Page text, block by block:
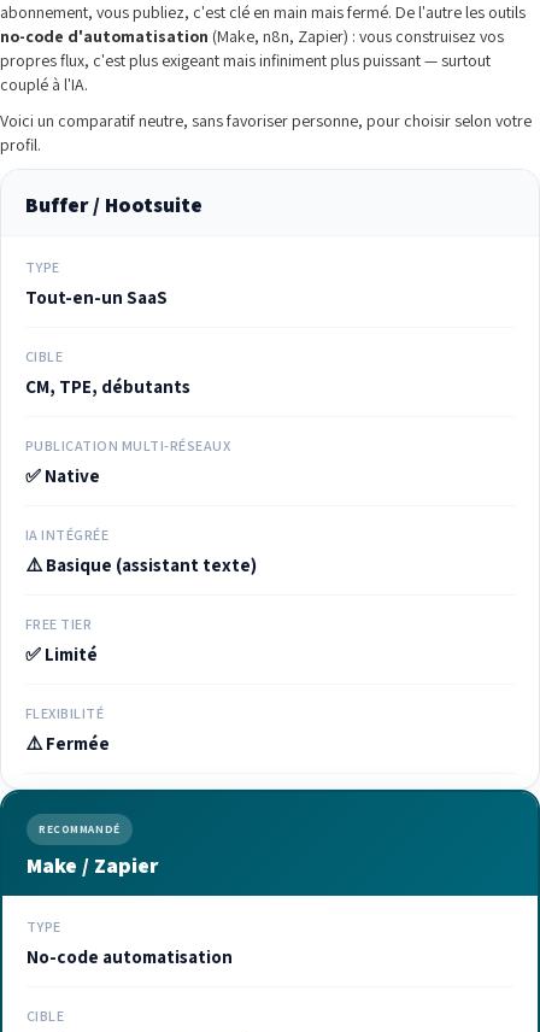
abonnement, vous publiez, c'est clé en main mais fermé. De l'autre les outils
no-code d'automatisation (Make, n8n, Zapier) : vous construisez vos
propres flux, c'est plus exigeant mais infiniment plus puissant — surtout
couplé à l'IA.
Voici un comparatif neutre, sans favoriser personne, pour choisir selon votre
profil.
Buffer / Hootsuite
TYPE
Tout-en-un SaaS
CIBLE
CM, TPE, débutants
PUBLICATION MULTI-RÉSEAUX
✅ Native
IA INTÉGRÉE
⚠️ Basique (assistant texte)
FREE TIER
✅ Limité
FLEXIBILITÉ
⚠️ Fermée
RECOMMANDÉ
Make / Zapier
TYPE
No-code automatisation
CIBLE